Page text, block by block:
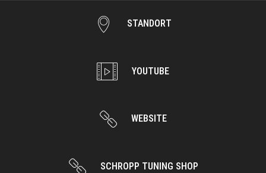
STANDORT
YOUTUBE
WEBSITE
SCHROPP TUNING SHOP